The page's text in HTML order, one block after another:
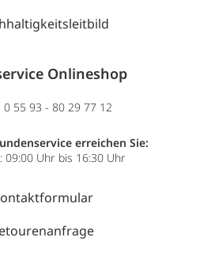
Onlineshop
0 55 93 - 80 29 77 12
erreichen Sie:
09:00 Uhr bis 16:30 Uhr